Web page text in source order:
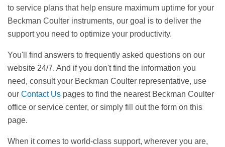
to service plans that help ensure maximum uptime for your
Beckman Coulter instruments, our goal is to deliver the
support you need to optimize your productivity.
You'll find answers to frequently asked questions on our
website 24/7. And if you don't find the information you
need, consult your Beckman Coulter representative, use
our Contact Us pages to find the nearest Beckman Coulter
office or service center, or simply fill out the form on this
page.
When it comes to world-class support, wherever you are,